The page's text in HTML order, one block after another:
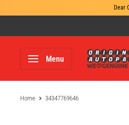
Dear
to
content
Menu
www.original-
autoparts.com
Home 34347769646